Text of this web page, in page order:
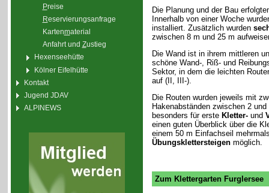
Preise
Reservierungsanfrage
Kartenmaterial
Anfahrt und Zustieg
Hexenseehütte
Kölner Eifelhütte
Kontakt
Jugend JDAV
ALPINEWS
Die Planung und der Bau
Innerhalb von einer Woche
installiert. Zusätzlich wurden
zwischen 8 m und 25 m
Die Wand ist in ihrem mittleren
schöne Wand-, Riß- und
Sektor, in dem die leichten
auf (II, III-).
Die Routen wurden jeweils mit
Hakenabständen zwischen 2
besonders für erste Kletter-und
einen guten Überblick über die
einem 50 m Einfachseil
Übungsklettersteigenmöglich.
Zum Klettergarten Furglersee